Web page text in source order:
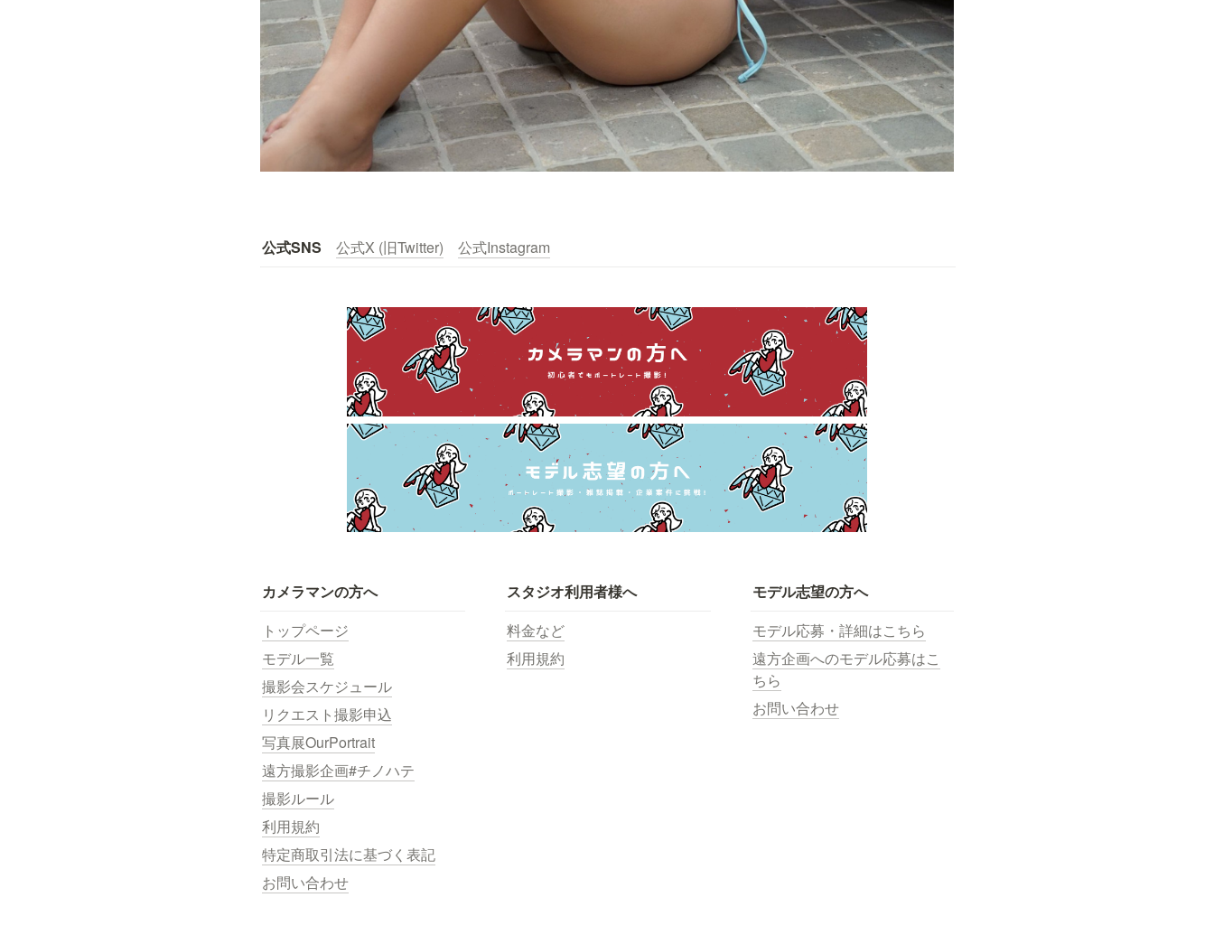
公式SNS 公式X (旧Twitter) 公式Instagram
カメラマンの方へ
トップページ
モデル一覧
撮影会スケジュール
リクエスト撮影申込
写真展OurPortrait
遠方撮影企画#チノハテ
撮影ルール
利用規約
特定商取引法に基づく表記
お問い合わせ
スタジオ利用者様へ
料金など
利用規約
モデル志望の方へ
モデル応募・詳細はこちら
遠方企画へのモデル応募はこ
ちら
お問い合わせ